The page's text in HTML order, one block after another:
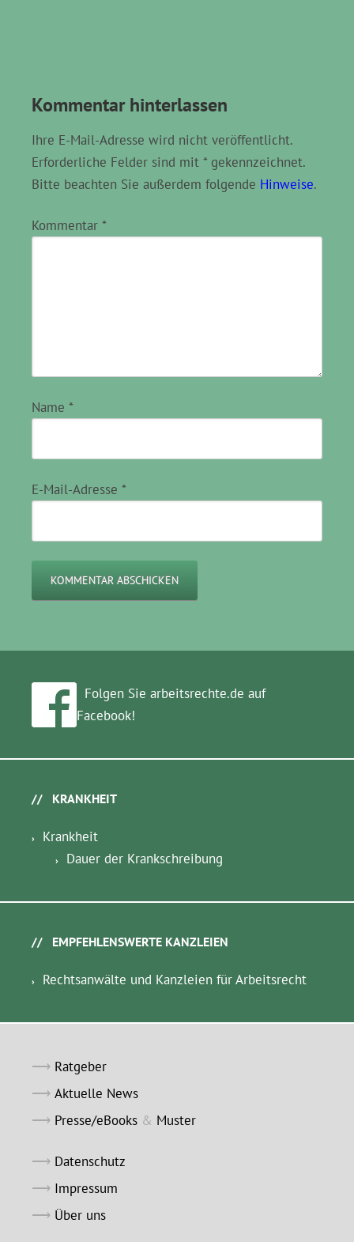
Kommentar hinterlassen
Ihre E-Mail-Adresse wird nicht veröffentlicht.
Erforderliche Felder sind mit * gekennzeichnet.
Bitte beachten Sie außerdem folgende Hinweise.
Kommentar *
Name *
E-Mail-Adresse *
Folgen Sie arbeitsrechte.de auf
Facebook!
KRANKHEIT
Krankheit
Dauer der Krankschreibung
EMPFEHLENSWERTE KANZLEIEN
Rechtsanwälte und Kanzleien für Arbeitsrecht
Ratgeber
Aktuelle News
Presse/eBooks & Muster
Datenschutz
Impressum
Über uns